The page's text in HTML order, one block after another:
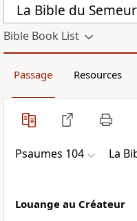
La Bible du
Bible Book List
Passage Resources
Psaumes 104 La
Louange au Créateur